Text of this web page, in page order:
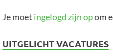
Je moet ingelogd zijn opom
UITGELICHT VACATURES